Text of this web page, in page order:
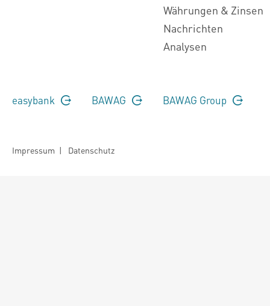
Währungen & Zinsen
Nachrichten
Analysen
easybank BAWAG BAWAG Group
Impressum | Datenschutz